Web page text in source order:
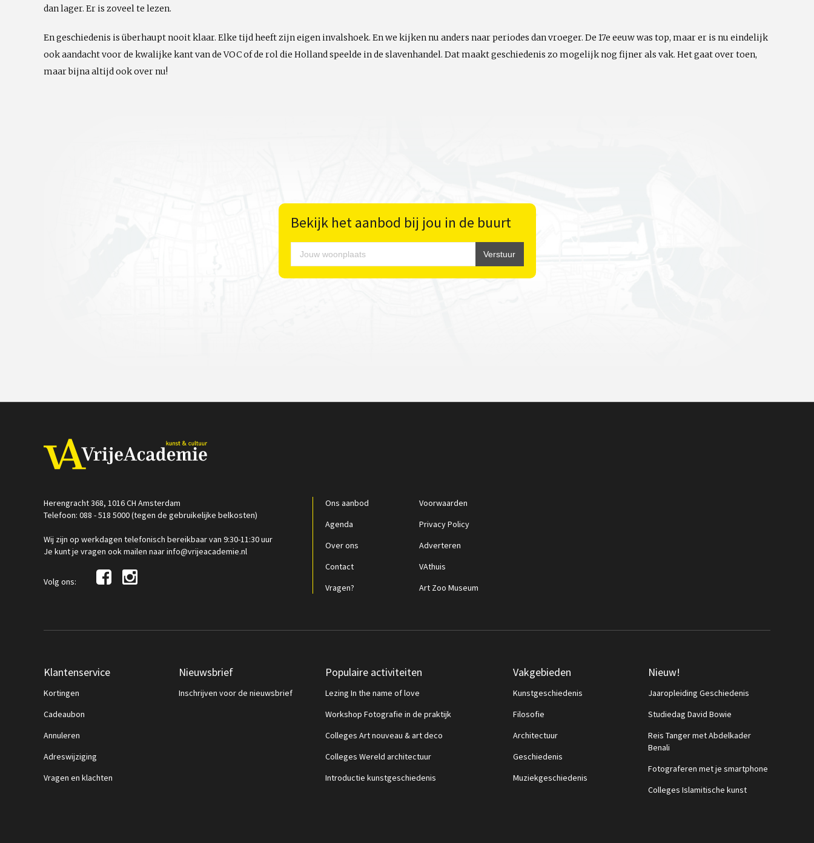
dan lager. Er is zoveel te lezen.
En geschiedenis is überhaupt nooit klaar. Elke tijd heeft zijn eigen invalshoek. En we kijken nu anders naar periodes dan vroeger. De 17e eeuw was top, maar er is nu eindelijk
ook aandacht voor de kwalijke kant van de VOC of de rol die Holland speelde in de slavenhandel. Dat maakt geschiedenis zo mogelijk nog fijner als vak. Het gaat over toen,
maar bijna altijd ook over nu!
Bekijk het aanbod bij jou in de buurt
Herengracht 368, 1016 CH Amsterdam
Telefoon: 088 - 518 5000 (tegen de gebruikelijke belkosten)
Wij zijn op werkdagen telefonisch bereikbaar van 9:30-11:30 uur
Je kunt je vragen ook mailen naar info@vrijeacademie.nl
Volg ons:
Ons aanbod
Agenda
Over ons
Contact
Vragen?
Voorwaarden
Privacy Policy
Adverteren
VAthuis
Art Zoo Museum
Klantenservice
Kortingen
Cadeaubon
Annuleren
Adreswijziging
Vragen en klachten
Nieuwsbrief
Inschrijven voor de nieuwsbrief
Populaire activiteiten
Lezing In the name of love
Workshop Fotografie in de praktijk
Colleges Art nouveau & art deco
Colleges Wereld architectuur
Introductie kunstgeschiedenis
Vakgebieden
Kunstgeschiedenis
Filosofie
Architectuur
Geschiedenis
Muziekgeschiedenis
Nieuw!
Jaaropleiding Geschiedenis
Studiedag David Bowie
Reis Tanger met Abdelkader
Benali
Fotograferen met je smartphone
Colleges Islamitische kunst